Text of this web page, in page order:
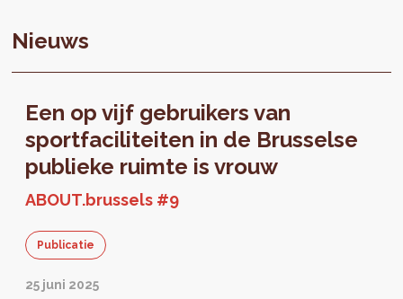
Nieuws
Een op vijf gebruikers van
sportfaciliteiten in de Brusselse
publieke ruimte is vrouw
ABOUT.brussels #9
Publicatie
25 juni 2025